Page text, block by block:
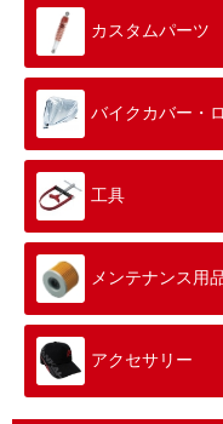
カスタムパーツ
バイクカバー・
工具
メンテナンス用
アクセサリー